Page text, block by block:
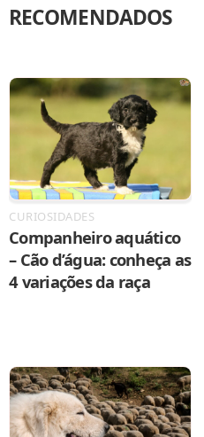
RECOMENDADOS
CURIOSIDADES
Companheiro aquático
– Cão d’água: conheça as
4 variações da raça